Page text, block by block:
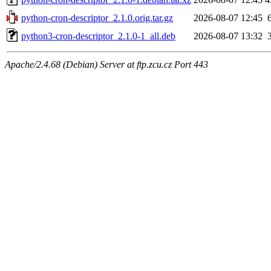
python-cron-descriptor_2.1.0.orig.tar.gz
2026-08-07 12:45
python3-cron-descriptor_2.1.0-1_all.deb
2026-08-07 13:32
Apache/2.4.68 (Debian) Server at ftp.zcu.cz Port 443